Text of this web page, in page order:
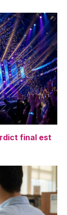
final est